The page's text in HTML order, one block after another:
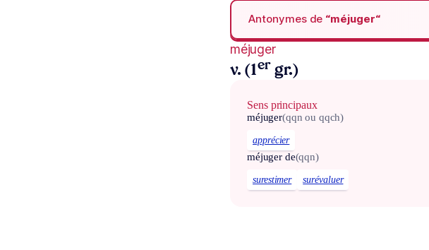
Antonymes de “méjuger“
méjuger
v. (1er gr.)
Sens principaux
méjuger(qqn ou qqch)
apprécier
méjuger de(qqn)
surestimer surévaluer